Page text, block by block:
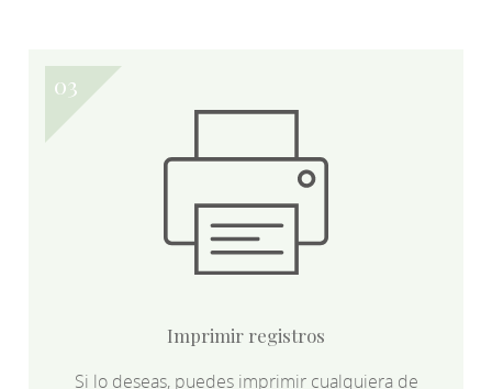
Imprimir registros
Si lo deseas, puedes imprimir cualquiera de